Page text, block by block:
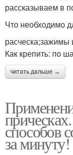
рассказываем в
Что необходимо
расческа;зажимы
Как крепить: по
читать дальше →
способов
за минуту!